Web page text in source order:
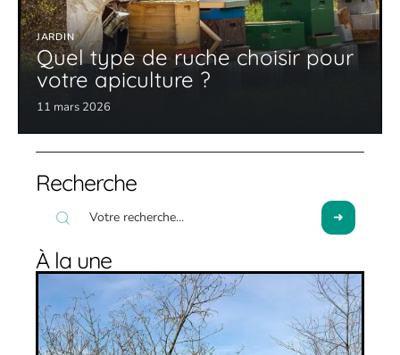
JARDIN
Quel type de ruche choisir pour
votre apiculture ?
11 mars 2026
Recherche
À la une